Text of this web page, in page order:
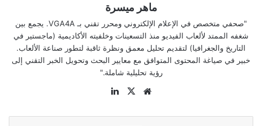
ماهر ميسرة
"صحفي متخصص في الإعلام الإلكتروني ومحرر تقني بـ VGA4A. يجمع بين
شغفه الممتد لألعاب الفيديو منذ التسعينات وخلفيته الأكاديمية (ماجستير في
التاريخ والجغرافيا) لتقديم تحليل معمق ونظرة ثاقبة لتطور صناعة الألعاب.
خبير في صياغة المحتوى المتوافق مع معايير البحث وتحويل الخبر التقني إلى
رؤية تحليلية شاملة."
موقع
‫X